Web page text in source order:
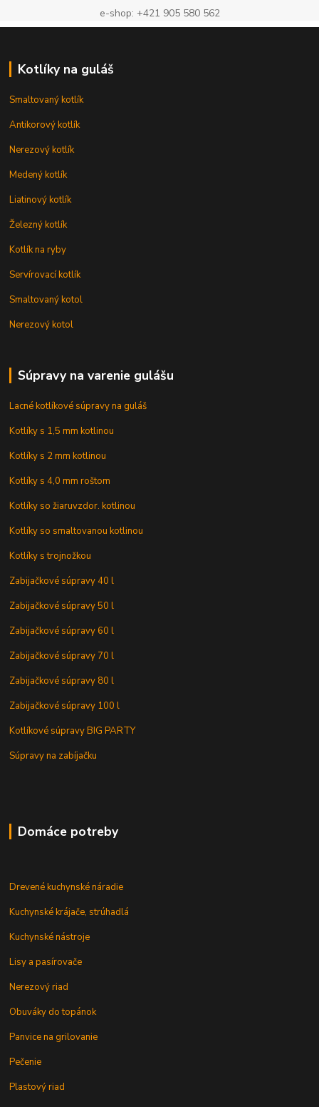
e-shop: +421 905 580 562
Kotlíky na guláš
Smaltovaný kotlík
Antikorový kotlík
Nerezový kotlík
Medený kotlík
Liatinový kotlík
Železný kotlík
Kotlík na ryby
Servírovací kotlík
Smaltovaný kotol
Nerezový kotol
Súpravy na varenie gulášu
Lacné kotlíkové súpravy na guláš
Kotlíky s 1,5 mm kotlinou
Kotlíky s 2 mm kotlinou
Kotlíky s 4,0 mm roštom
Kotlíky so žiaruvzdor. kotlinou
Kotlíky so smaltovanou kotlinou
Kotlíky s trojnožkou
Zabijačkové súpravy 40 l
Zabijačkové súpravy 50 l
Zabijačkové súpravy 60 l
Zabijačkové súpravy 70 l
Zabijačkové súpravy 80 l
Zabijačkové súpravy 100 l
Kotlíkové súpravy BIG PARTY
Súpravy na zabíjačku
Domáce potreby
Drevené kuchynské náradie
Kuchynské krájače, strúhadlá
Kuchynské nástroje
Lisy a pasírovače
Nerezový riad
Obuváky do topánok
Panvice na grilovanie
Pečenie
Plastový riad